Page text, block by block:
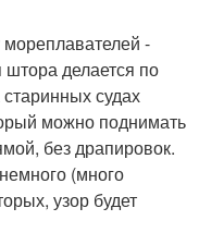
-
делается по
судах
можно поднимать
без драпировок.
(много
узор будет